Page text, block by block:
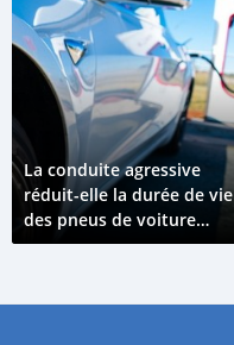
La conduite agressive
réduit-elle la durée de vie
des pneus de voiture
électrique ?